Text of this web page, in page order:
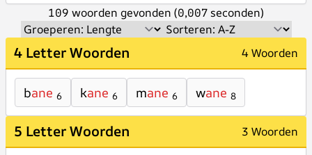
109 woorden gevonden (0,007 seconden)
4 Letter Woorden 4 Woorden
bane 6 kane 6 mane 6 wane 8
5 Letter Woorden 3 Woorden